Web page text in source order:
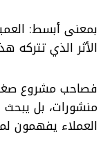
بمعنى أبسط:
الأثر الذي
فصاحب مشروع
منشورات، بل
العملاء يفهمون